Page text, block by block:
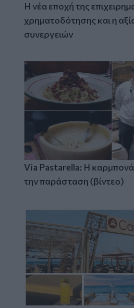
Η νέα εποχή της
χρηματοδότησης και η
συνεργειών
Via Pastarella: Η
την παράσταση (βίντεο)